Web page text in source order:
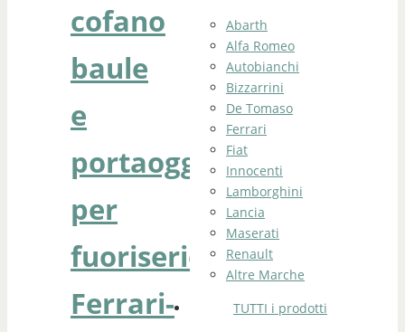
cofano
baule
e
portaoggetti
per
fuoriserie
Ferrari-
Abarth
Alfa Romeo
Autobianchi
Bizzarrini
De Tomaso
Ferrari
Fiat
Innocenti
Lamborghini
Lancia
Maserati
Renault
Altre Marche
TUTTI i prodotti